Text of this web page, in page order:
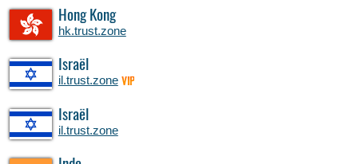
Hong Kong
hk.trust.zone
Israël
il.trust.zone VIP
Israël
il.trust.zone